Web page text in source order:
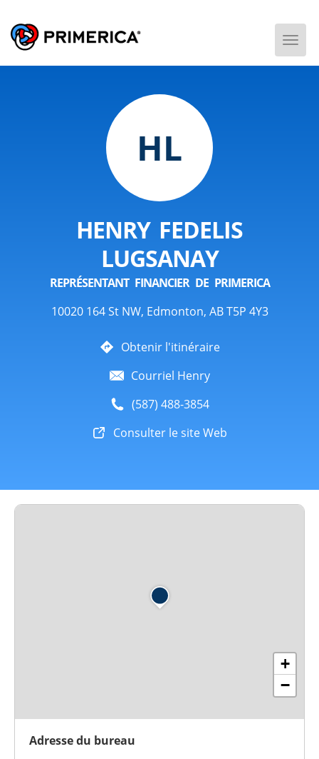
HL
HENRY FEDELIS
LUGSANAY
REPRÉSENTANT FINANCIER DE PRIMERICA
10020 164 St NW, Edmonton, AB T5P 4Y3
Obtenir l'itinéraire
Courriel Henry
(587) 488-3854
Consulter le site Web
+
−
Adresse du bureau